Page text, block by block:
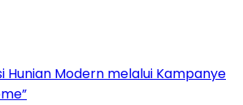
Hunian Modern melalui Kampanye